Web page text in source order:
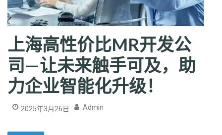
上海高性价比MR开发公
司—让未来触手可及，助
力企业智能化升级！
2025年3月26日 Admin